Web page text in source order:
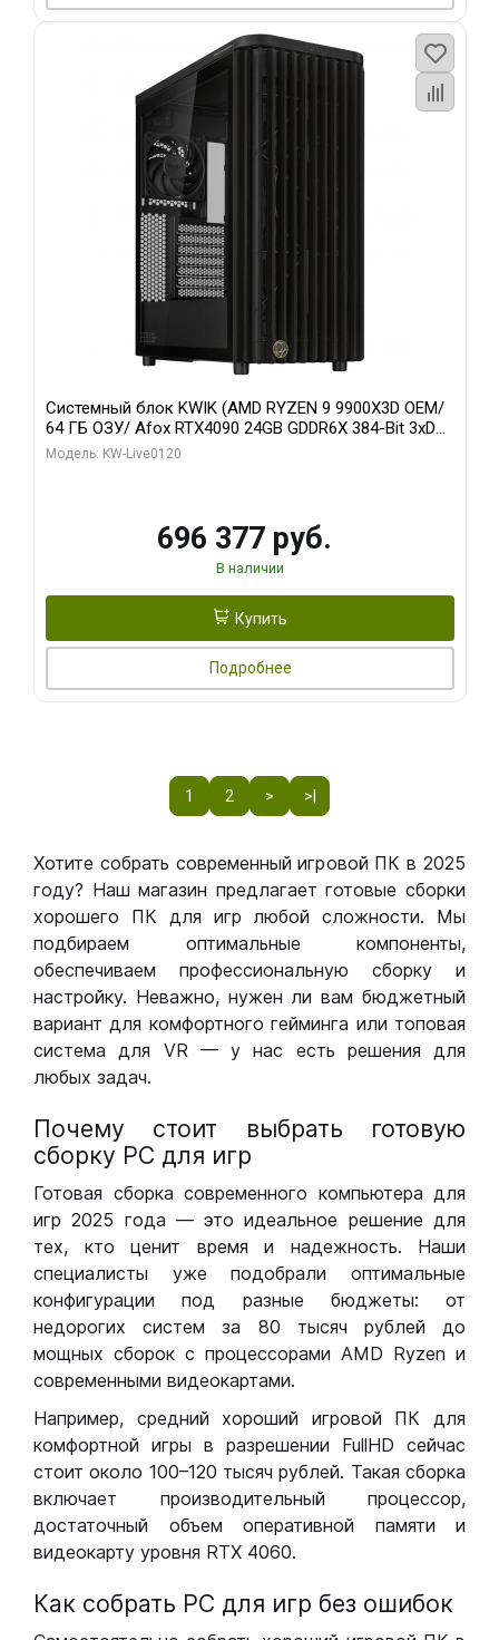
Системный блок KWIK (AMD RYZEN 9 9900X3D OEM/
64 ГБ ОЗУ/ Afox RTX4090 24GB GDDR6X 384-Bit 3xDP
HDMI ATX Turbo/ 1 ТБ SSD)
Модель: KW-Live0120
696 377 руб.
В наличии
Купить
Подробнее
1 2 > >|
Хотите собрать современный игровой ПК в 2025
году? Наш магазин предлагает готовые сборки
хорошего ПК для игр любой сложности. Мы
подбираем оптимальные компоненты,
обеспечиваем профессиональную сборку и
настройку. Неважно, нужен ли вам бюджетный
вариант для комфортного гейминга или топовая
система для VR — у нас есть решения для
любых задач.
Почему стоит выбрать готовую
сборку РС для игр
Готовая сборка современного компьютера для
игр 2025 года — это идеальное решение для
тех, кто ценит время и надежность. Наши
специалисты уже подобрали оптимальные
конфигурации под разные бюджеты: от
недорогих систем за 80 тысяч рублей до
мощных сборок с процессорами AMD Ryzen и
современными видеокартами.
Например, средний хороший игровой ПК для
комфортной игры в разрешении FullHD сейчас
стоит около 100–120 тысяч рублей. Такая сборка
включает производительный процессор,
достаточный объем оперативной памяти и
видеокарту уровня RTX 4060.
Как собрать РС для игр без ошибок